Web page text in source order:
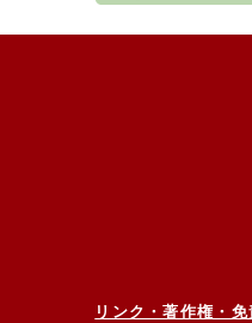
リンク・著作権・